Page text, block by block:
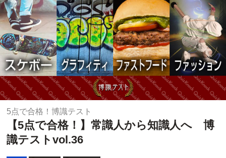
5点で合格！博識テスト
【5点で合格！】常識人から知識人へ 博
識テストvol.36